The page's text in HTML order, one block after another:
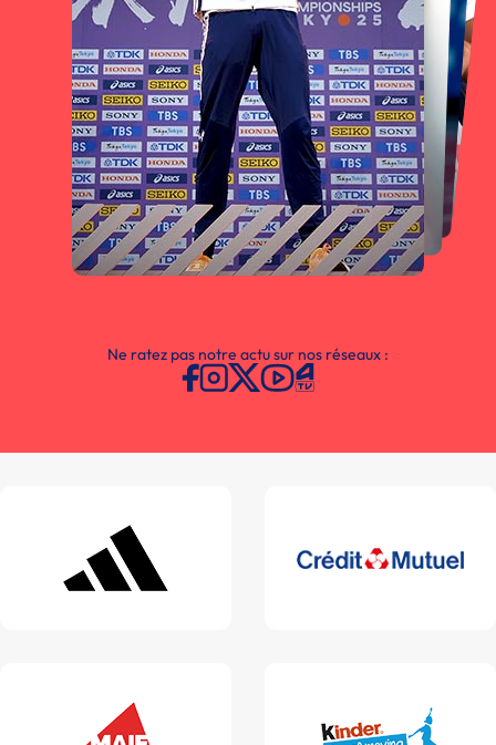
Ne ratez pas notre actu sur nos réseaux :